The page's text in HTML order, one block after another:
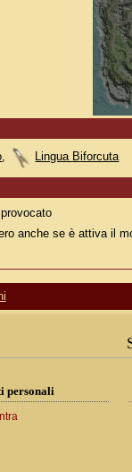
, Lingua Biforcuta
anche se è attiva il
personali